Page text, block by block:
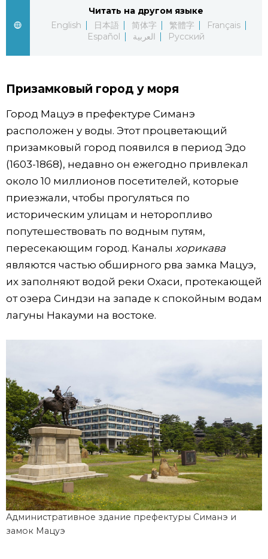
Культура
Жизнь
Технологии
Токио
От редакции
Японский калейдоскопЧитать на другом языке
English
日本語 简体字 繁體字
Français
Español
العربية Русский
Призамковый город у моря
Город Мацуэ в префектуре Симанэ
расположен у воды. Этот процветающий
призамковый город появился в период Эдо
(1603-1868), недавно он ежегодно привлекал
около 10 миллионов посетителей, которые
приезжали, чтобы прогуляться по
историческим улицам и неторопливо
попутешествовать по водным путям,
пересекающим город. Каналы хорикава
являются частью обширного рва замка Мацуэ,
их заполняют водой реки Охаси, протекающей
от озера Синдзи на западе к спокойным водам
лагуны Накауми на востоке.
Административное здание префектуры Симанэ и
замок Мацуэ